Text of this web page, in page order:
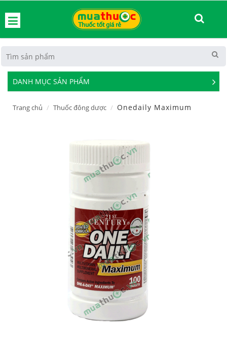
DANH MỤC SẢN PHẨM
See
Trang chủ Thuốc đông dược Onedaily Maximum